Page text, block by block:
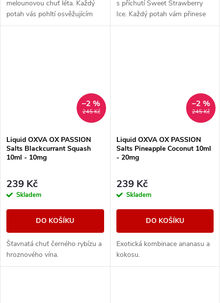
melounovou chuť léta. Každý
potah vás pohltí osvěžujícím
ledovým závěrem, který
s příchutí Sweet Strawberry
Ice. Každý potah vám přinese
sytou chuť čerstvých jahod,
245 Kč
–2 %
Liquid OXVA OX PASSION
Salts Blackcurrant Squash
10ml - 10mg
239 Kč
Skladem
DO KOŠÍKU
Šťavnatá chuť černého rybízu a
hroznového vína.
245 Kč
–2 %
Liquid OXVA OX PASSION
Salts Pineapple Coconut 10ml
- 20mg
239 Kč
Skladem
DO KOŠÍKU
Exotická kombinace ananasu a
kokosu.